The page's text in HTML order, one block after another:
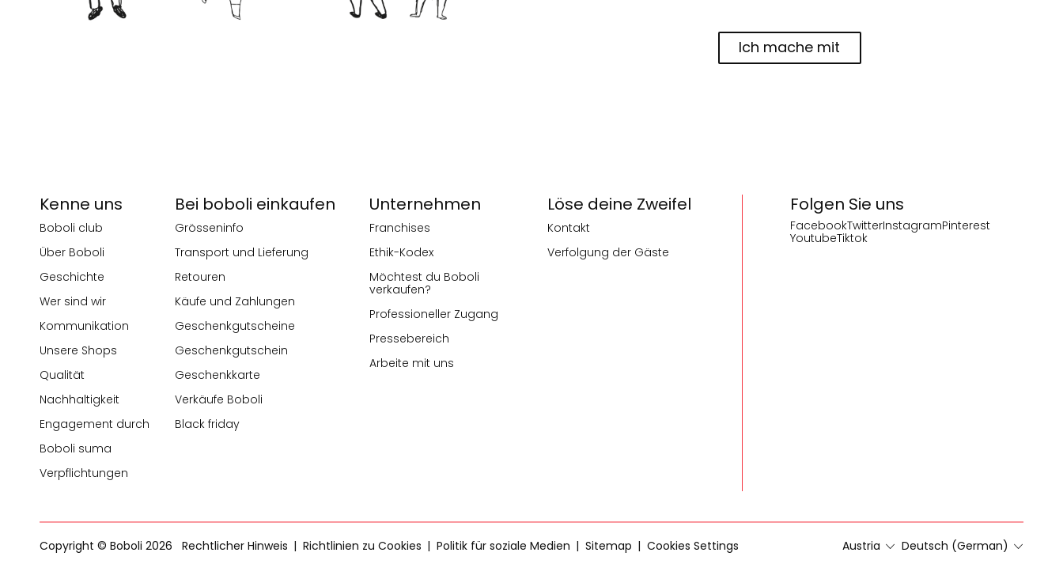
Ich mache mit
Folgen Sie uns
FacebookTwitterInstagramPinterest
YoutubeTiktok
Kenne uns
Boboli club
Über Boboli
Geschichte
Wer sind wir
Kommunikation
Unsere Shops
Qualität
Nachhaltigkeit
Engagement durch
Boboli suma
Verpflichtungen
Bei boboli einkaufen
Grösseninfo
Transport und Lieferung
Retouren
Käufe und Zahlungen
Geschenkgutscheine
Geschenkgutschein
Geschenkkarte
Verkäufe Boboli
Black friday
Unternehmen
Franchises
Ethik-Kodex
Möchtest du Boboli
verkaufen?
Professioneller Zugang
Pressebereich
Arbeite mit uns
Löse deine Zweifel
Kontakt
Verfolgung der Gäste
Copyright © Boboli 2026 Austria Deutsch (German)
Rechtlicher Hinweis Richtlinien zu Cookies Politik für soziale Medien Sitemap Cookies Settings